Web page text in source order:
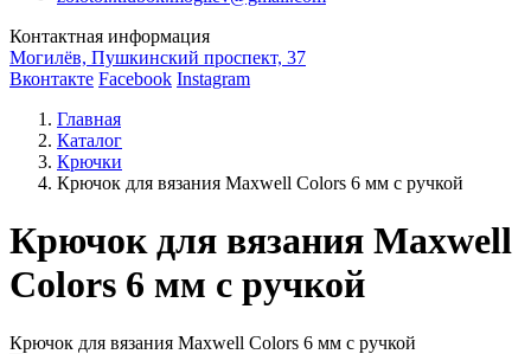
Контактная информация
Могилёв, Пушкинский проспект, 37
Вконтакте Facebook Instagram
Главная
Каталог
Крючки
Крючок для вязания Maxwell Colors 6 мм с ручкой
Крючок для вязания Maxwell
Colors 6 мм с ручкой
Крючок для вязания Maxwell Colors 6 мм с ручкой